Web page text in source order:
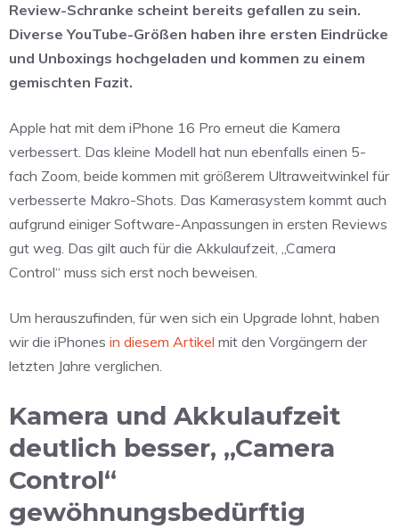
Review-Schranke scheint bereits gefallen zu sein.
Diverse YouTube-Größen haben ihre ersten Eindrücke
und Unboxings hochgeladen und kommen zu einem
gemischten Fazit.
Apple hat mit dem iPhone 16 Pro erneut die Kamera
verbessert. Das kleine Modell hat nun ebenfalls einen 5-
fach Zoom, beide kommen mit größerem Ultraweitwinkel für
verbesserte Makro-Shots. Das Kamerasystem kommt auch
aufgrund einiger Software-Anpassungen in ersten Reviews
gut weg. Das gilt auch für die Akkulaufzeit, „Camera
Control“ muss sich erst noch beweisen.
Um herauszufinden, für wen sich ein Upgrade lohnt, haben
wir die iPhones in diesem Artikel mit den Vorgängern der
letzten Jahre verglichen.
Kamera und Akkulaufzeit
deutlich besser, „Camera
Control“
gewöhnungsbedürftig